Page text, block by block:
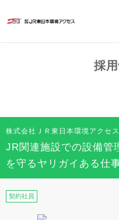
採
株式会社ＪＲ東日本環境アクセス
JR関連施設での設備管
を守るヤリガイある仕
契約社員